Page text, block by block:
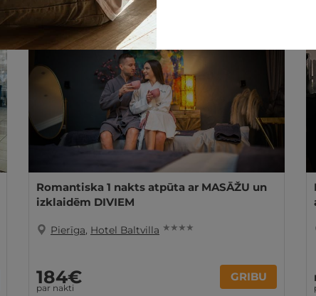
Romantiska 1 nakts atpūta ar MASĀŽU un
izklaidēm DIVIEM
Pierīga, Hotel Baltvilla ★ ★ ★ ★
184€
par nakti
GRIBU